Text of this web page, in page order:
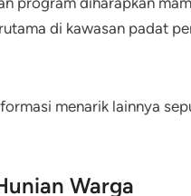
di kawasan padat
menarik lainnya
Warga